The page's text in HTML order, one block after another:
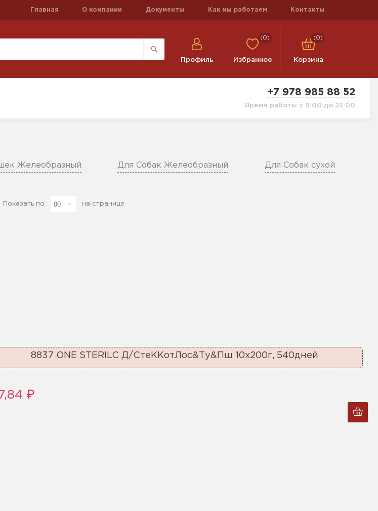
Главная О компании Документы Как мы работаем Контакты
Профиль
(0)
Избранное
(0)
Корзина
+7 978 985 88 52
Время работы с 9:00 до 23:00
Желеобразный Для Собак Желеобразный Для Собак сухой
Показать по на странице
8837 ONE STERILC Д/СтеККотЛос&Ту&Пш 10х200г, 540дней
₽